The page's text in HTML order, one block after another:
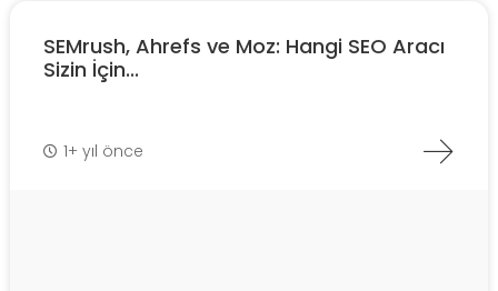
SEMrush, Ahrefs ve Moz: Hangi SEO Aracı
Sizin İçin...
1+ yıl önce